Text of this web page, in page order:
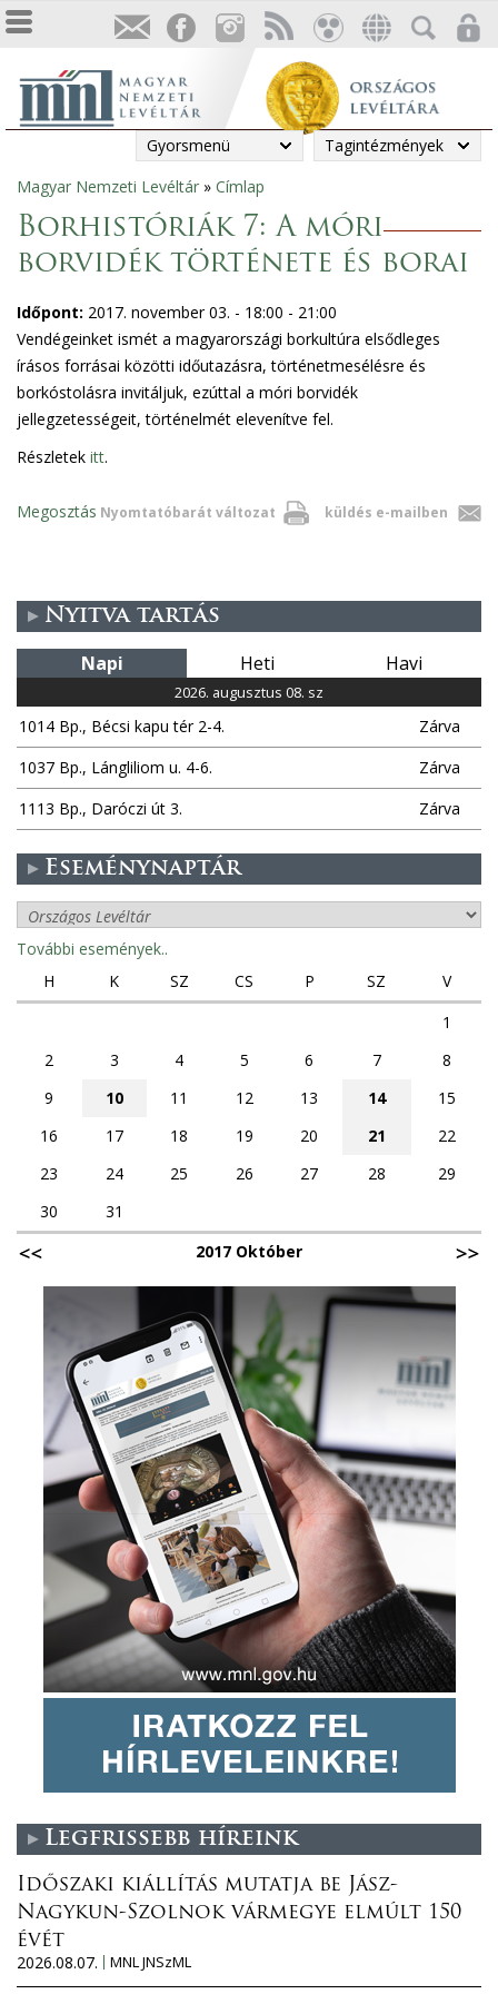
Gyorsmenü Tagintézmények
Jelenlegi
hely
Magyar Nemzeti Levéltár » Címlap
Borhistóriák 7: A móri
borvidék története és borai
Időpont: 2017. november 03. - 18:00 - 21:00
Vendégeinket ismét a magyarországi borkultúra elsődleges
írásos forrásai közötti időutazásra, történetmesélésre és
borkóstolásra invitáljuk, ezúttal a móri borvidék
jellegzetességeit, történelmét elevenítve fel.
Részletek itt.
Nyomtatóbarát változat küldés e-mailben
Megosztás
Nyitva tartás
Napi Heti Havi
2026. augusztus 08. sz
1014 Bp., Bécsi kapu tér 2-4.
Zárva
1037 Bp., Lángliliom u. 4-6.
Zárva
1113 Bp., Daróczi út 3.
Zárva
Eseménynaptár
További események..
H
K SZ CS P SZ
V
1
2
3 4 5 6 7
8
9
10 11 12 13 14
15
16
17 18 19 20 21
22
23
24 25 26 27 28
29
30
31
2017 Október
Legfrissebb híreink
Időszaki kiállítás mutatja be Jász-
Nagykun-Szolnok vármegye elmúlt 150
évét
2026.08.07.
MNL JNSzML